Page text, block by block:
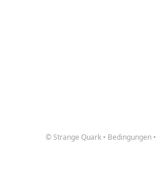
© Strange Quark • Bedingungen •